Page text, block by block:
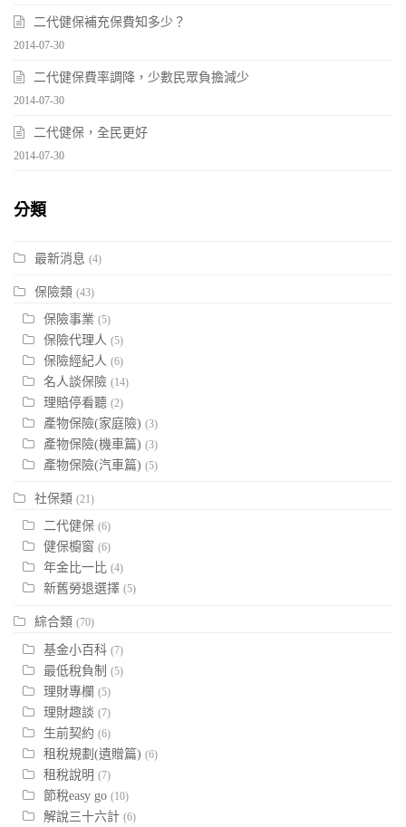
二代健保補充保費知多少？
2014-07-30
二代健保費率調降，少數民眾負擔減少
2014-07-30
二代健保，全民更好
2014-07-30
分類
最新消息 (4)
保險類 (43)
保險事業 (5)
保險代理人 (5)
保險經紀人 (6)
名人談保險 (14)
理賠停看聽 (2)
產物保險(家庭險) (3)
產物保險(機車篇) (3)
產物保險(汽車篇) (5)
社保類 (21)
二代健保 (6)
健保櫥窗 (6)
年金比一比 (4)
新舊勞退選擇 (5)
綜合類 (70)
基金小百科 (7)
最低稅負制 (5)
理財專欄 (5)
理財趣談 (7)
生前契約 (6)
租稅規劃(遺贈篇) (6)
租稅說明 (7)
節稅easy go (10)
解說三十六計 (6)